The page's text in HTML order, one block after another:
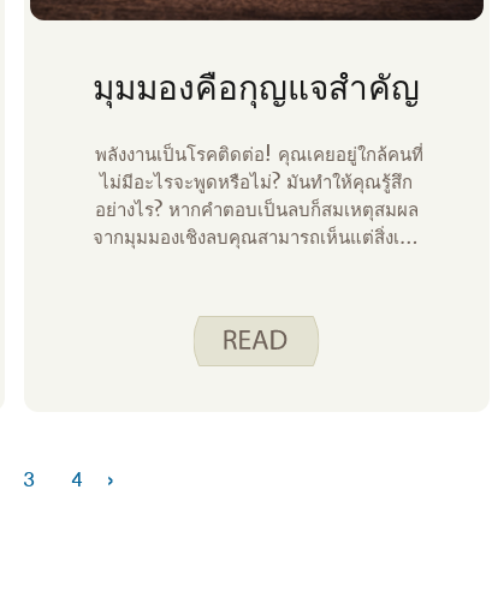
มุมมองคือกุญแจสําคัญ
พลังงานเป็นโรคติดต่อ! คุณเคยอยู่ใกล้คนที่
ไม่มีอะไรจะพูดหรือไม่? มันทําให้คุณรู้สึก
อย่างไร? หากคําตอบเป็นลบก็สมเหตุสมผล
จากมุมมองเชิงลบคุณสามารถเห็นแต่สิ่งเลว
คุณรู้สึกอย่างไร? ฉันรู้สึกว่าคําตอบเป็นบวก
3 4 ›